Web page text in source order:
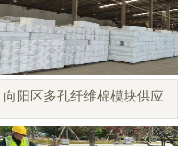
向阳区多孔纤维棉模块供应